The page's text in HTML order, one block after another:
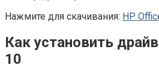
Нажмите для скачивания: HP
Как установить
10